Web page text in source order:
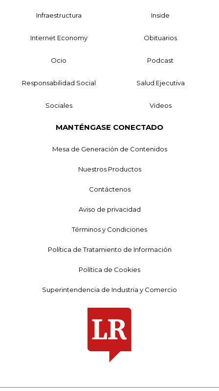
Infraestructura Inside
Internet Economy Obituarios
Ocio Podcast
Responsabilidad Social Salud Ejecutiva
Sociales Videos
MANTÉNGASE CONECTADO
Mesa de Generación de Contenidos
Nuestros Productos
Contáctenos
Aviso de privacidad
Términos y Condiciones
Política de Tratamiento de Información
Política de Cookies
Superintendencia de Industria y Comercio